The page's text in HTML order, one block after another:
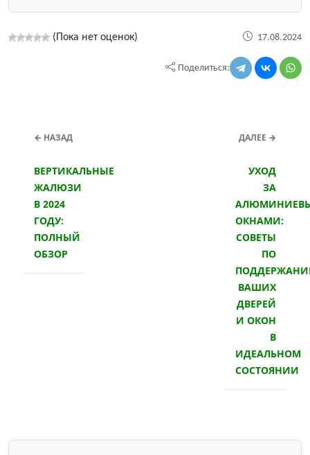
(Пока нет оценок) 17.08.2024
Поделиться:
← НАЗАД
ВЕРТИКАЛЬНЫЕ
ЖАЛЮЗИ
В 2024
ГОДУ:
ПОЛНЫЙ
ОБЗОР
ДАЛЕЕ →
УХОД
ЗА
ОКНАМИ:
СОВЕТЫ
ПО
ВАШИХ
ДВЕРЕЙ
И ОКОН
В
ИДЕАЛЬНОМ
СОСТОЯНИИ